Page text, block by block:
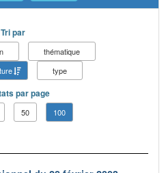
Tri par
thématique
type
par page
50 100